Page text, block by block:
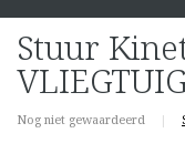
Stuur
Nog niet gewaardeerd |